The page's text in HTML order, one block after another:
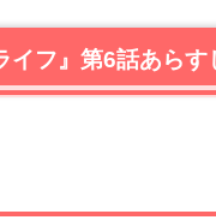
イフ』第6話あらす